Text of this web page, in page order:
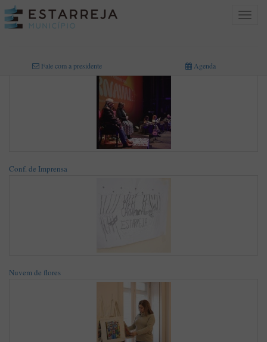
Toggle
Fale com a presidente Agenda
Conf. de Imprensa
Nuvem de flores